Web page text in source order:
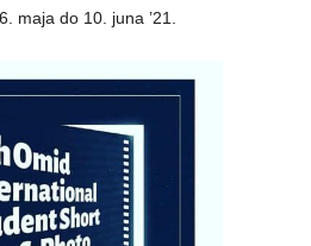
maja do 10. juna ’21.